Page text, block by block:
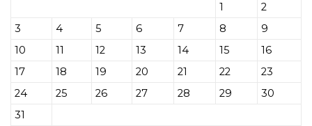
1
2
3
4 5 6 7 8
9
10
11 12 13 14 15
16
17
18 19 20 21 22
23
24
25 26 27 28 29
30
31